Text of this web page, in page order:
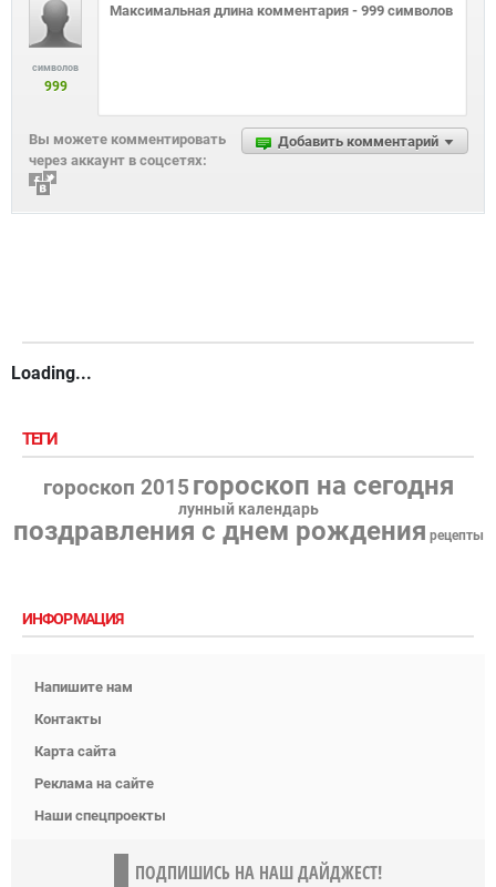
символов
999
Добавить комментарий
Вы можете комментировать
через аккаунт в соцсетях:
Loading...
ТЕГИ
гороскоп 2015 гороскоп на сегодня
лунный календарь
поздравления с днем рождения рецепты
ИНФОРМАЦИЯ
Напишите нам
Контакты
Карта сайта
Реклама на сайте
Наши спецпроекты
ПОДПИШИСЬ НА НАШ ДАЙДЖЕСТ!